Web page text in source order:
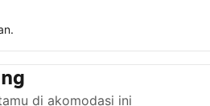
di akomodasi ini